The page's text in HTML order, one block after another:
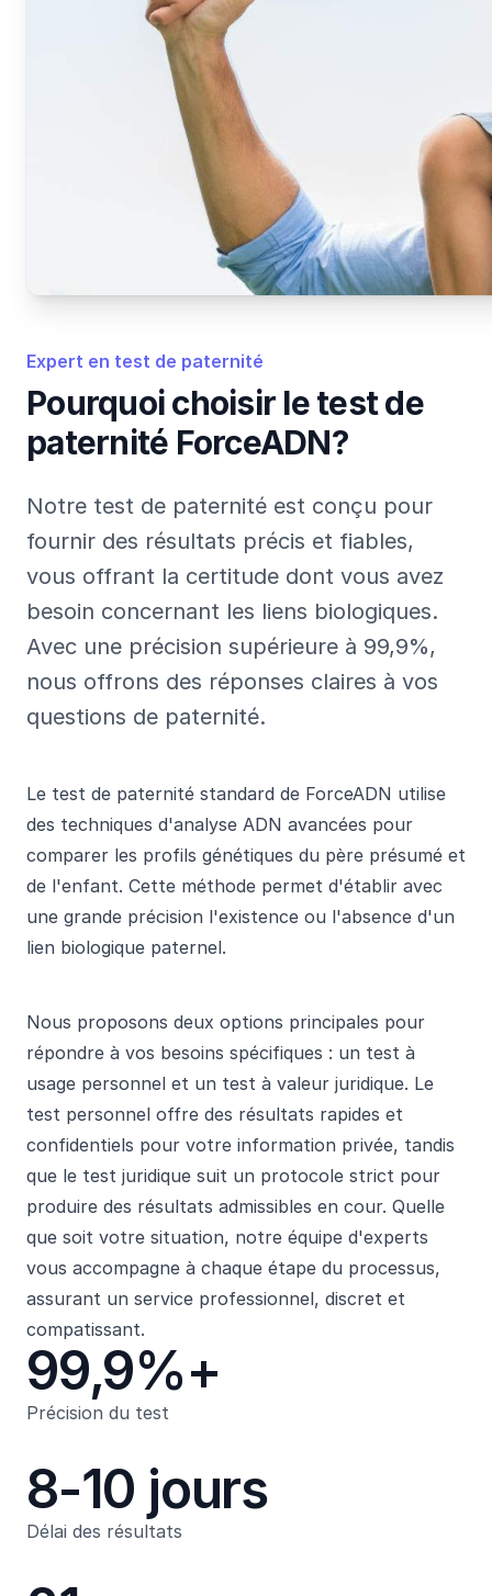
Expert en test de paternité
Pourquoi choisir le test de
paternité ForceADN?
Notre test de paternité est conçu pour
fournir des résultats précis et fiables,
vous offrant la certitude dont vous avez
besoin concernant les liens biologiques.
Avec une précision supérieure à 99,9%,
nous offrons des réponses claires à vos
questions de paternité.
Le test de paternité standard de ForceADN utilise
des techniques d'analyse ADN avancées pour
comparer les profils génétiques du père présumé et
de l'enfant. Cette méthode permet d'établir avec
une grande précision l'existence ou l'absence d'un
lien biologique paternel.
Nous proposons deux options principales pour
répondre à vos besoins spécifiques : un test à
usage personnel et un test à valeur juridique. Le
test personnel offre des résultats rapides et
confidentiels pour votre information privée, tandis
que le test juridique suit un protocole strict pour
produire des résultats admissibles en cour. Quelle
que soit votre situation, notre équipe d'experts
vous accompagne à chaque étape du processus,
assurant un service professionnel, discret et
compatissant.
Précision du test
99,9%+
Délai des résultats
8-10 jours